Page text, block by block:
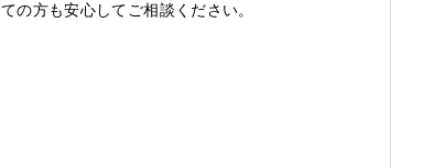
ての方も安心してご相談ください。